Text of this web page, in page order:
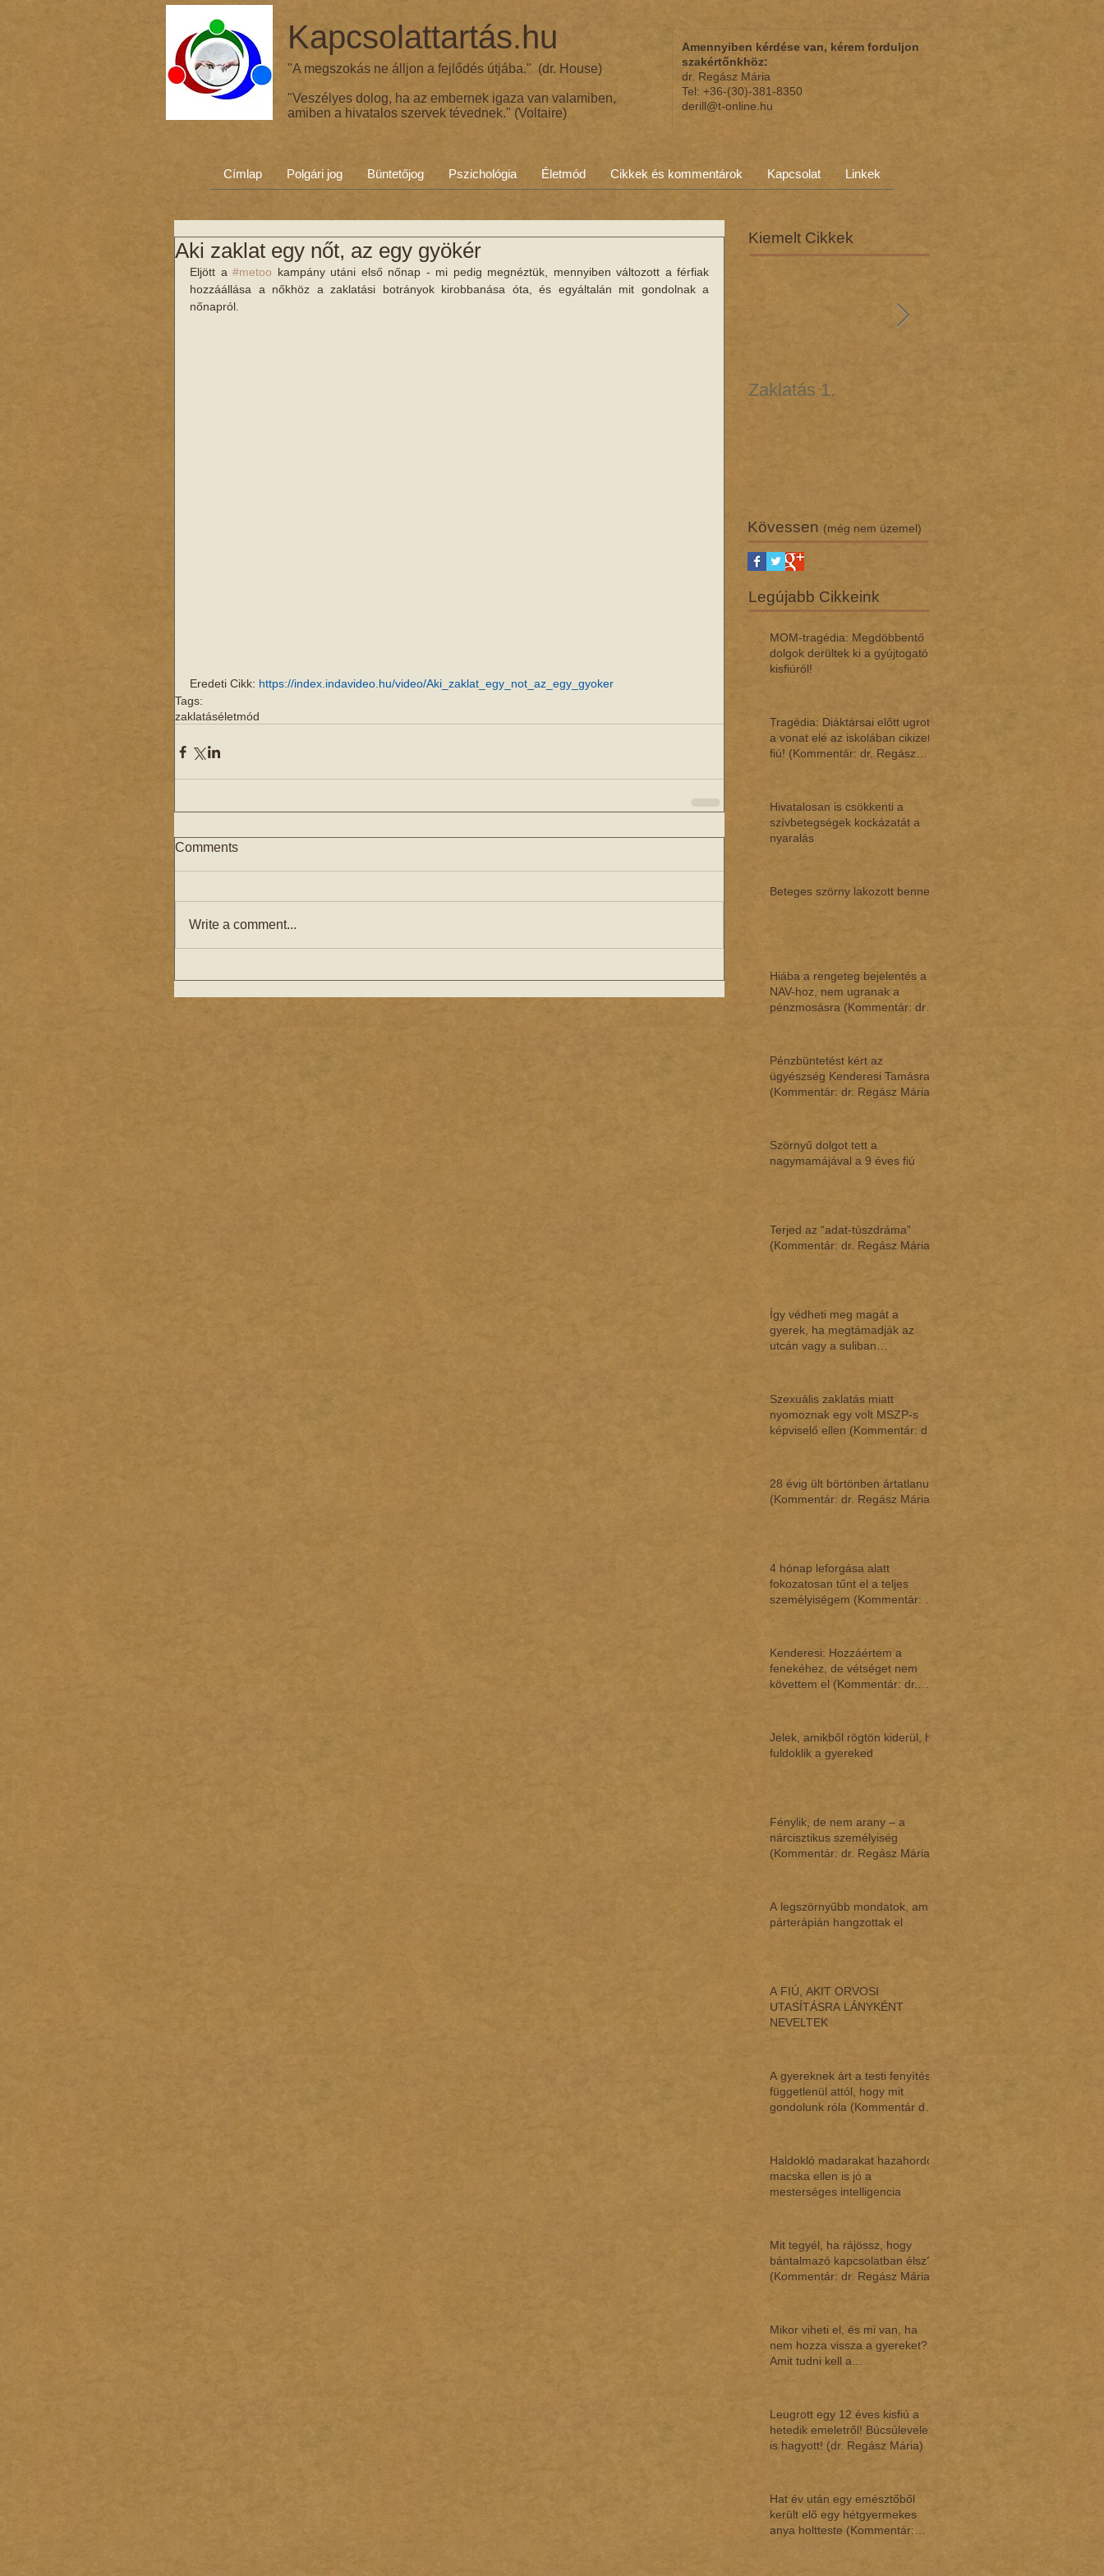
Kapcsolattartás.hu
"A megszokás ne álljon a fejlődés útjába." (dr. House)
"Veszélyes dolog, ha az embernek igaza van valamiben,
amiben a hivatalos szervek tévednek." (Voltaire)
Amennyiben kérdése van, kérem forduljon
szakértőnkhöz:
dr. Regász Mária
Tel: +36-(30)-381-8350
derill@t-online.hu
Címlap Polgári jog Büntetőjog Pszichológia Életmód Cikkek és kommentárok Kapcsolat Linkek
Aki zaklat egy nőt, az egy gyökér
Eljött a #metoo kampány utáni első nőnap - mi pedig megnéztük, mennyiben változott a férfiak
hozzáállása a nőkhöz a zaklatási botrányok kirobbanása óta, és egyáltalán mit gondolnak a
nőnapról.
Eredeti Cikk: https://index.indavideo.hu/video/Aki_zaklat_egy_not_az_egy_gyoker
Tags:
zaklatáséletmód
Comments
Write a comment...
Kiemelt Cikkek
Zaklatás 1.
Kövessen (még nem üzemel)
Legújabb Cikkeink
MOM-tragédia: Megdöbbentő
dol­gok de­rül­tek ki a gyúj­to­gató
kisfi­ú­ról!
Tragédia: Diáktársai előtt ugrott
a vonat elé az iskolában cikizett
fiú! (Kommentár: dr. Regász
Hivatalosan is csökkenti a
szívbetegségek kockázatát a
nyaralás
Beteges szörny lakozott benne
Hiába a rengeteg bejelentés a
NAV-hoz, nem ugranak a
pénzmosásra (Kommentár: dr.
Pénzbüntetést kért az
ügyészség Kenderesi Tamásra
(Kommentár: dr. Regász Mária)
Szörnyű dolgot tett a
nagymamájával a 9 éves fiú
Terjed az “adat-túszdráma”
(Kommentár: dr. Regász Mária)
Így védheti meg magát a
gyerek, ha megtámadják az
utcán vagy a suliban
Szexuális zaklatás miatt
nyomoznak egy volt MSZP-s
képviselő ellen (Kommentár: dr.
28 évig ült börtönben ártatlanul
(Kommentár: dr. Regász Mária)
4 hónap leforgása alatt
fokozatosan tűnt el a teljes
személyiségem (Kommentár: dr.
Kenderesi: Hozzáértem a
fenekéhez, de vétséget nem
követtem el (Kommentár: dr.
Jelek, amikből rögtön kiderül, ha
fuldoklik a gyereked
Fénylik, de nem arany – a
nárcisztikus személyiség
(Kommentár: dr. Regász Mária)
A legszörnyűbb mondatok, amik
párterápián hangzottak el
A FIÚ, AKIT ORVOSI
UTASÍTÁSRA LÁNYKÉNT
NEVELTEK
A gyereknek árt a testi fenyítés,
függetlenül attól, hogy mit
gondolunk róla (Kommentár dr.
Haldokló madarakat hazahordó
macska ellen is jó a
mesterséges intelligencia
Mit tegyél, ha rájössz, hogy
bántalmazó kapcsolatban élsz?
(Kommentár: dr. Regász Mária)
Mikor viheti el, és mi van, ha
nem hozza vissza a gyereket?
Amit tudni kell a
Leugrott egy 12 éves kisfiú a
hetedik emeletről! Búcsúlevelet
is hagyott! (dr. Regász Mária)
Hat év után egy emésztőből
került elő egy hétgyermekes
anya holtteste (Kommentár: